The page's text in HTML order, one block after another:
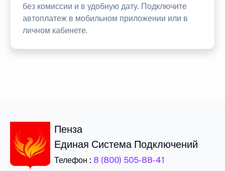
без комиссии и в удобную дату. Подключите
автоплатеж в мобильном приложении или в
личном кабинете.
Пенза
Единая Система Подключений
Телефон : 8 (800) 505-88-41